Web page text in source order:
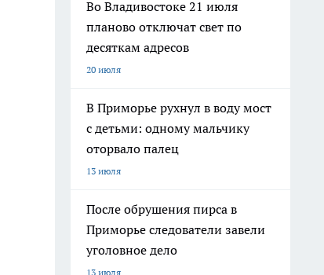
Во Владивостоке 21 июля
планово отключат свет по
десяткам адресов
20 июля
В Приморье рухнул в воду мост
с детьми: одному мальчику
оторвало палец
13 июля
После обрушения пирса в
Приморье следователи завели
уголовное дело
13 июля